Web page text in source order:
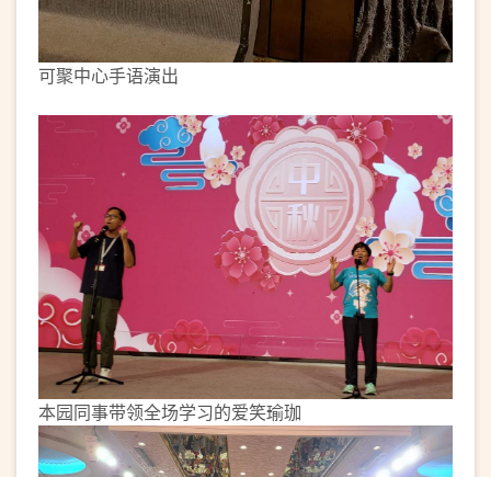
可聚中心手语演出
本园同事带领全场学习的爱笑瑜珈